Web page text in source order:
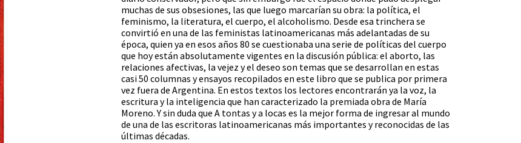
muchas de sus obsesiones, las que luego marcarían su obra: la política, el
feminismo, la literatura, el cuerpo, el alcoholismo. Desde esa trinchera se
convirtió en una de las feministas latinoamericanas más adelantadas de su
época, quien ya en esos años 80 se cuestionaba una serie de políticas del cuerpo
que hoy están absolutamente vigentes en la discusión pública: el aborto, las
relaciones afectivas, la vejez y el deseo son temas que se desarrollan en estas
casi 50 columnas y ensayos recopilados en este libro que se publica por primera
vez fuera de Argentina. En estos textos los lectores encontrarán ya la voz, la
escritura y la inteligencia que han caracterizado la premiada obra de María
Moreno. Y sin duda que A tontas y a locas es la mejor forma de ingresar al mundo
de una de las escritoras latinoamericanas más importantes y reconocidas de las
últimas décadas.